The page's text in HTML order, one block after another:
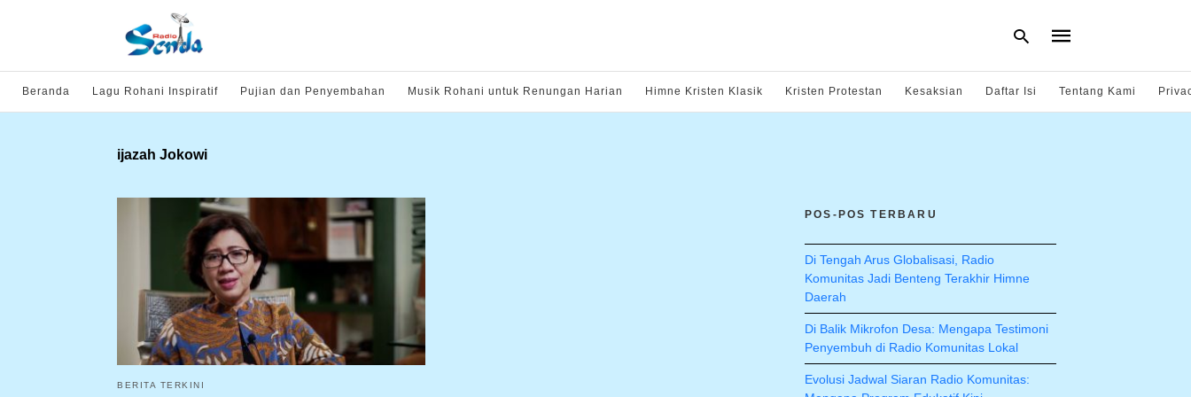
Beranda Lagu Rohani Inspiratif Pujian dan Penyembahan Musik Rohani untuk Renungan Harian Himne Kristen Klasik Kristen Protestan Kesaksian Daftar Isi Tentang Kami
ijazah Jokowi
BERITA TERKINI
POS-POS TERBARU
Di Tengah Arus Globalisasi, Radio
Komunitas Jadi Benteng Terakhir Himne
Daerah
Di Balik Mikrofon Desa: Mengapa Testimoni
Penyembuh di Radio Komunitas Lokal
Evolusi Jadwal Siaran Radio Komunitas: